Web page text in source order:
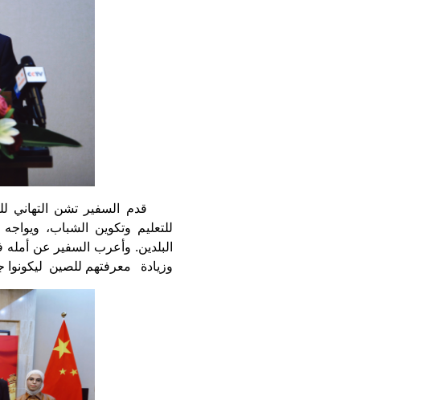
قدم السفير تشن التهاني
للتعليم وتكوين الشباب،
البلدين. وأعرب السفير عن
وزيادة معرفتهم للصين